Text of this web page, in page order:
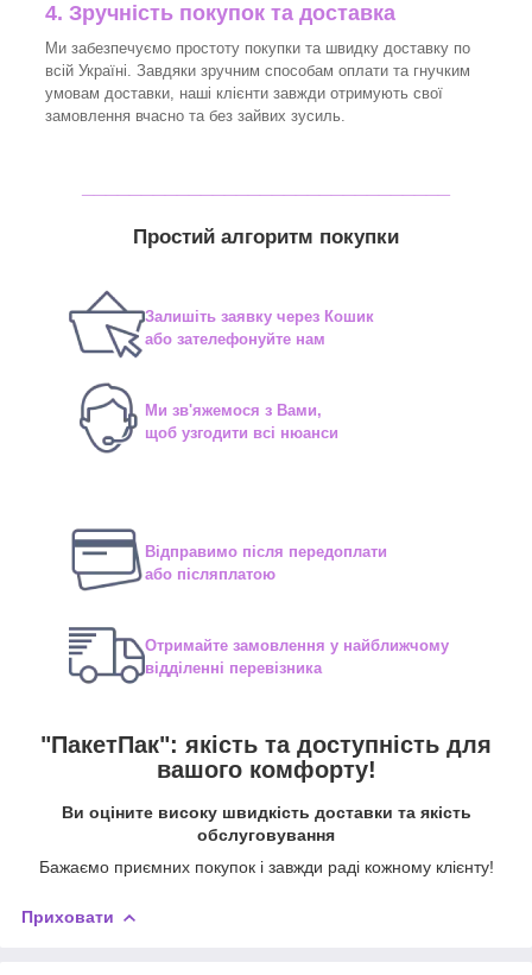
4. Зручність покупок та доставка
Ми забезпечуємо простоту покупки та швидку доставку по
всій Україні. Завдяки зручним способам оплати та гнучким
умовам доставки, наші клієнти завжди отримують свої
замовлення вчасно та без зайвих зусиль.
Простий алгоритм покупки
Залишіть заявку через Кошик
або зателефонуйте нам
Ми зв'яжемося з Вами,
щоб узгодити всі нюанси
Відправимо після передоплати
або післяплатою
Отримайте замовлення у найближчому
відділенні перевізника
"ПакетПак": якість та доступність для
вашого комфорту!
Ви оціните високу швидкість доставки та якість
обслуговування
Бажаємо приємних покупок і завжди раді кожному клієнту!
Приховати